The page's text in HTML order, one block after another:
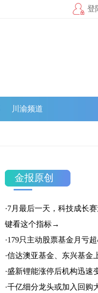
登
川渝频道
金报原创
·7月最后一天，科技成长
键看这个指标→
·179只主动股票基金月亏超
·信达澳亚基金、东兴基金
·盛新锂能涨停后机构迅速
·千亿细分龙头或加入回购
官方微信 企鹅
一点号 百家